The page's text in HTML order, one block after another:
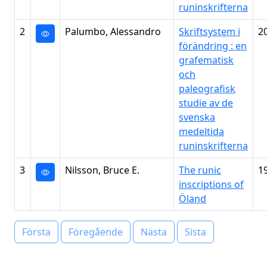
runinskrifterna
2 Palumbo, Alessandro
Skriftsystem i
förändring : en
grafematisk
och
paleografisk
studie av de
svenska
medeltida
runinskrifterna
3 Nilsson, Bruce E.
The runic
inscriptions of
Öland
Första Föregående Nästa Sista